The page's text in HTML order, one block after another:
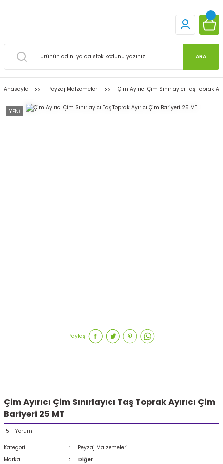
ARA
Anasayfa Peyzaj Malzemeleri Çim Ayırıcı Çim Sınırlayıcı Taş Toprak
YENİ
Paylaş
Çim Ayırıcı Çim Sınırlayıcı Taş Toprak Ayırıcı Çim
Bariyeri 25 MT
5 - Yorum
Kategori
Peyzaj Malzemeleri
Marka
Diğer